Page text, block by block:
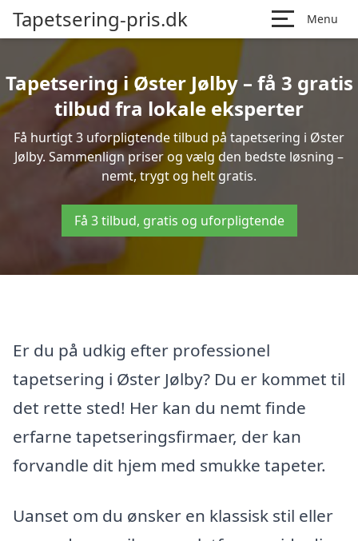
Tapetsering-pris.dk Menu
Tapetsering i Øster Jølby – få 3 gratis
tilbud fra lokale eksperter
Få hurtigt 3 uforpligtende tilbud på tapetsering i Øster
Jølby. Sammenlign priser og vælg den bedste løsning –
nemt, trygt og helt gratis.
Få 3 tilbud, gratis og uforpligtende
Er du på udkig efter professionel
tapetsering i Øster Jølby? Du er kommet til
det rette sted! Her kan du nemt finde
erfarne tapetseringsfirmaer, der kan
forvandle dit hjem med smukke tapeter.
Uanset om du ønsker en klassisk stil eller